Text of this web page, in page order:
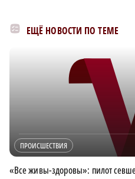
ЕЩЁ НОВОСТИ ПО ТЕМЕ
ПРОИСШЕСТВИЯ
«Все живы-здоровы»: пилот